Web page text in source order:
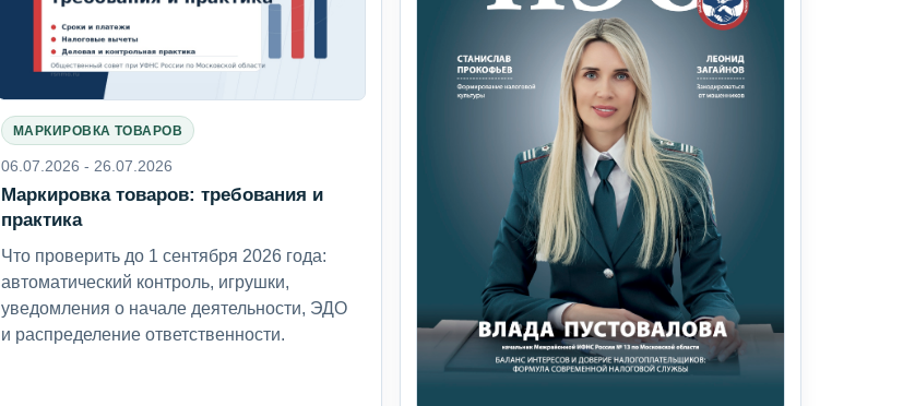
МАРКИРОВКА ТОВАРОВ
06.07.2026 - 26.07.2026
Маркировка товаров: требования и
практика
Что проверить до 1 сентября 2026 года:
автоматический контроль, игрушки,
уведомления о начале деятельности, ЭДО
и распределение ответственности.